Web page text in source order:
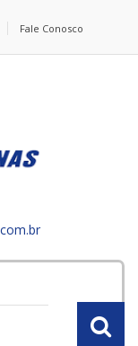
Fale Conosco